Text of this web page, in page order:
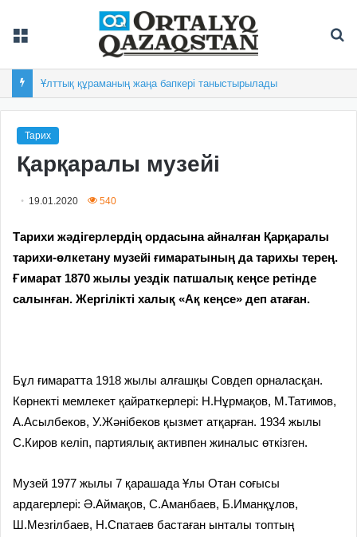
Ұлттық құраманың жаңа бапкері таныстырылады
Тарих
Қарқаралы музейі
19.01.2020 540
Тарихи жәдігерлердің ордасына айналған Қарқаралы
тарихи-өлкетану музейі ғимаратының да тарихы терең.
Ғимарат 1870 жылы уездік патшалық кеңсе ретінде
салынған. Жергілікті халық «Ақ кеңсе» деп атаған.
Бұл ғимаратта 1918 жылы алғашқы Совдеп орналасқан.
Көрнекті мемлекет қайраткерлері: Н.Нұрмақов, М.Татимов,
А.Асылбеков, У.Жәнібеков қызмет атқарған. 1934 жылы
С.Киров келіп, партиялық активпен жиналыс өткізген.
Музей 1977 жылы 7 қарашада Ұлы Отан соғысы
ардагерлері: Ә.Аймақов, С.Аманбаев, Б.Иманқұлов,
Ш.Мезгілбаев, Н.Спатаев бастаған ынталы топтың